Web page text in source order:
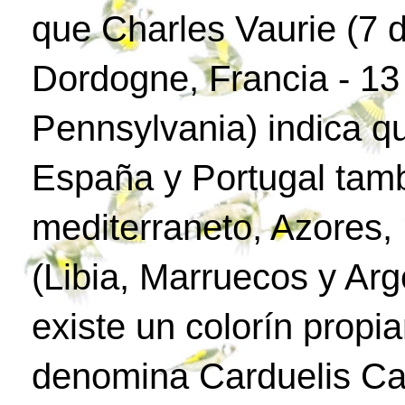
que Charles Vaurie (7
Dordogne, Francia -
Pennsylvania) indica
España y Portugal
mediterraneto,
(Libia, Marruecos y
existe un colorín
denomina Carduelis